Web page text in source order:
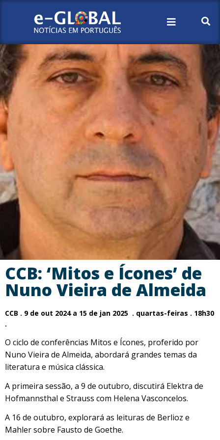
CCB: ‘Mitos e Ícones’ de
Nuno Vieira de Almeida
CCB . 9 de out 2024 a 15 de jan 2025 . quartas-feiras . 18h30
.
O ciclo de conferências Mitos e Ícones, proferido por
Nuno Vieira de Almeida, abordará grandes temas da
literatura e música clássica.
A primeira sessão, a 9 de outubro, discutirá Elektra de
Hofmannsthal e Strauss com Helena Vasconcelos.
A 16 de outubro, explorará as leituras de Berlioz e
Mahler sobre Fausto de Goethe.